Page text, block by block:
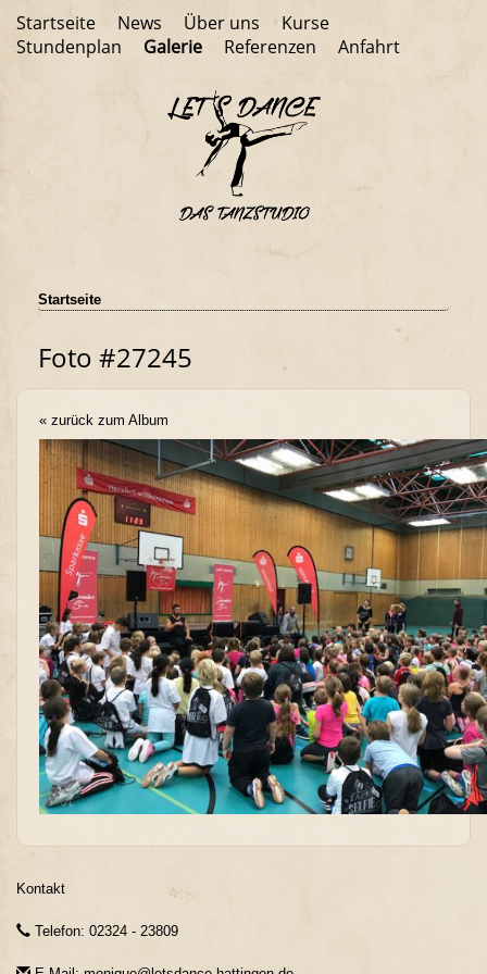
Startseite News Über uns
Kurse
Stundenplan
Galerie Referenzen Anfahrt
Startseite
Foto #27245
« zurück zum Album
Kontakt
Telefon: 02324 - 23809